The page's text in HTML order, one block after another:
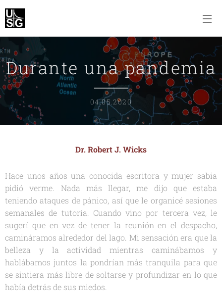
Durante una pandemia
04.05.2020
Dr. Robert J. Wicks
Hace unos años una conocida escritora y mujer sabia
pidió verme. Nada más llegar, me dijo que estaba
teniendo ataques de pánico, así que le organicé sesiones
semanales de tutoría. Cuando vino por tercera vez, le
sugerí que en vez de tener la reunión en el despacho,
camináramos alrededor del lago. Mi sensación era que la
belleza y la actividad mientras caminábamos y
hablábamos juntos la pondrían más tranquila para que
se sintiera más libre de soltarse y profundizar en lo que
había detrás de sus miedos.